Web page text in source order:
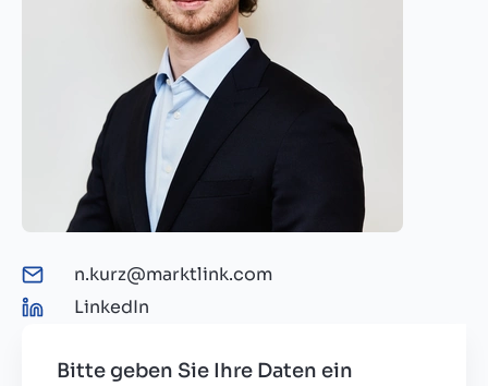
n.kurz@marktlink.com
LinkedIn
Bitte geben Sie Ihre Daten ein